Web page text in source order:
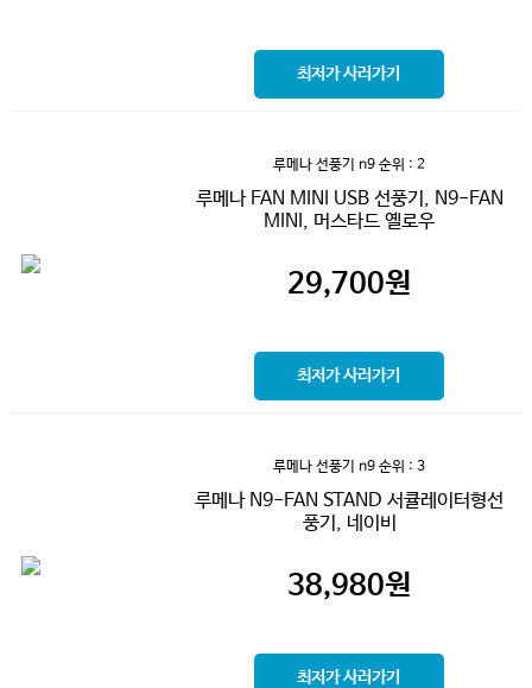
최저가 사러가기
루메나 선풍기 n9 순위 : 2
루메나 FAN MINI USB 선풍기, N9-FAN
MINI, 머스타드 옐로우
29,700원
최저가 사러가기
루메나 선풍기 n9 순위 : 3
루메나 N9-FAN STAND 서큘레이터형선
풍기, 네이비
38,980원
최저가 사러가기